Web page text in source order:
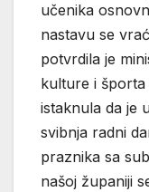
učenika
nastavu se
potvrdila je
kulture i športa
istaknula da je
svibnja radni
praznika sa
našoj županiji